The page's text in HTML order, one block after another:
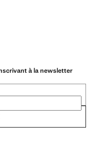
à la newsletter